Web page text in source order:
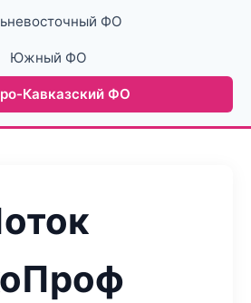
ФО
Южный ФО
Кавказский ФО